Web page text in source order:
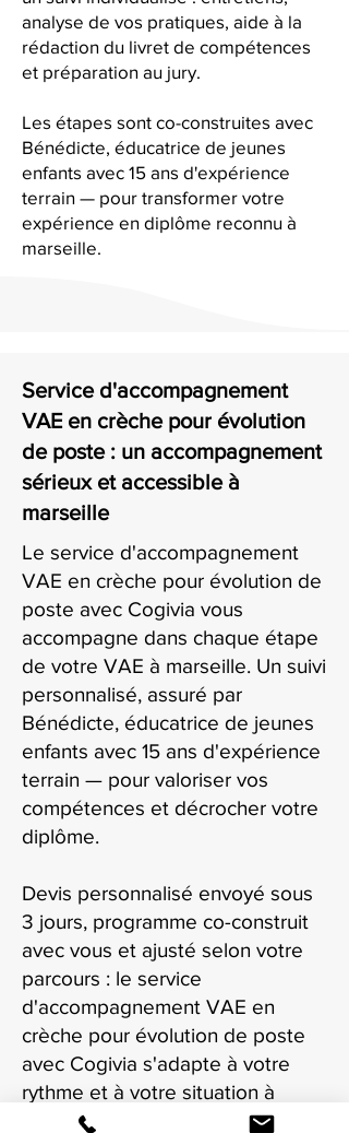
analyse de vos pratiques, aide à la
rédaction du livret de compétences
et préparation au jury.
Les étapes sont co-construites avec
Bénédicte, éducatrice de jeunes
enfants avec 15 ans d'expérience
terrain — pour transformer votre
expérience en diplôme reconnu à
marseille.
Service d'accompagnement
VAE en crèche pour évolution
de poste : un accompagnement
sérieux et accessible à
marseille
Le service d'accompagnement
VAE en crèche pour évolution de
poste avec Cogivia vous
accompagne dans chaque étape
de votre VAE à marseille. Un suivi
personnalisé, assuré par
Bénédicte, éducatrice de jeunes
enfants avec 15 ans d'expérience
terrain — pour valoriser vos
compétences et décrocher votre
diplôme.
Devis personnalisé envoyé sous
3 jours, programme co-construit
avec vous et ajusté selon votre
parcours : le service
d'accompagnement VAE en
crèche pour évolution de poste
avec Cogivia s'adapte à votre
rythme et à votre situation à
marseille.